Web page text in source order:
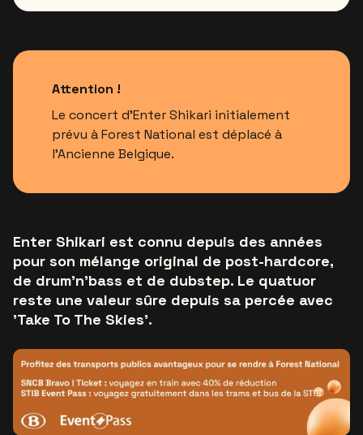
Attention !
Le concert d'Enter Shikari initialement
prévu à Forest National est déplacé à
l'Ancienne Belgique.
Enter Shikari est connu depuis des années
pour son mélange original de post-hardcore,
de drum’n’bass et de dubstep. Le quatuor
reste une valeur sûre depuis sa percée avec
'Take To The Skies'.